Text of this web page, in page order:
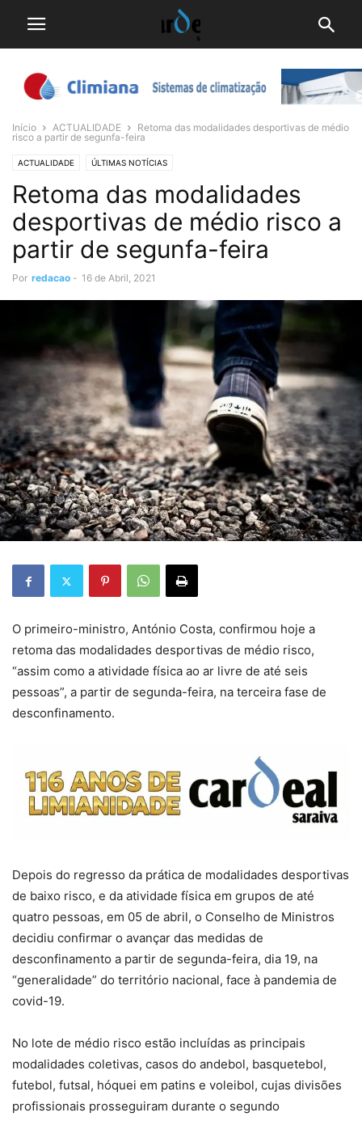
Início ACTUALIDADE
Retoma das modalidades desportivas de médio
risco a partir de segunfa-feira
ACTUALIDADE ÚLTIMAS NOTÍCIAS
Retoma das modalidades
desportivas de médio risco a
partir de segunfa-feira
Por redacao - 16 de Abril, 2021
O primeiro-ministro, António Costa, confirmou hoje a
retoma das modalidades desportivas de médio risco,
“assim como a atividade física ao ar livre de até seis
pessoas”, a partir de segunda-feira, na terceira fase de
desconfinamento.
Depois do regresso da prática de modalidades desportivas
de baixo risco, e da atividade física em grupos de até
quatro pessoas, em 05 de abril, o Conselho de Ministros
decidiu confirmar o avançar das medidas de
desconfinamento a partir de segunda-feira, dia 19, na
“generalidade” do território nacional, face à pandemia de
covid-19.
No lote de médio risco estão incluídas as principais
modalidades coletivas, casos do andebol, basquetebol,
futebol, futsal, hóquei em patins e voleibol, cujas divisões
profissionais prosseguiram durante o segundo